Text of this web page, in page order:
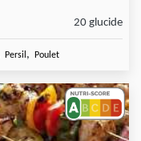
20 glucide
Persil , Poulet